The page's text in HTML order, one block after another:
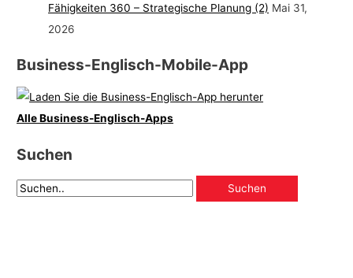
Fähigkeiten 360 – Strategische Planung (2) Mai 31,
2026
Business-Englisch-Mobile-App
Alle Business-Englisch-Apps
Suchen